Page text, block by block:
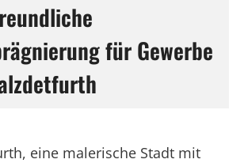
für Gewerbe
eine malerische Stadt mit